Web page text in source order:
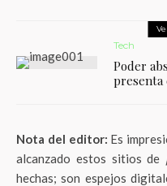
Tech
Poder
presenta
Nota del editor: Es
alcanzado estos sitios de
hechas; son espejos